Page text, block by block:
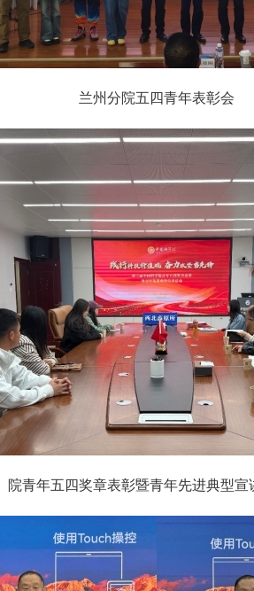
兰州分院五四青年表彰会
院青年五四奖章表彰暨青年先进典型宣